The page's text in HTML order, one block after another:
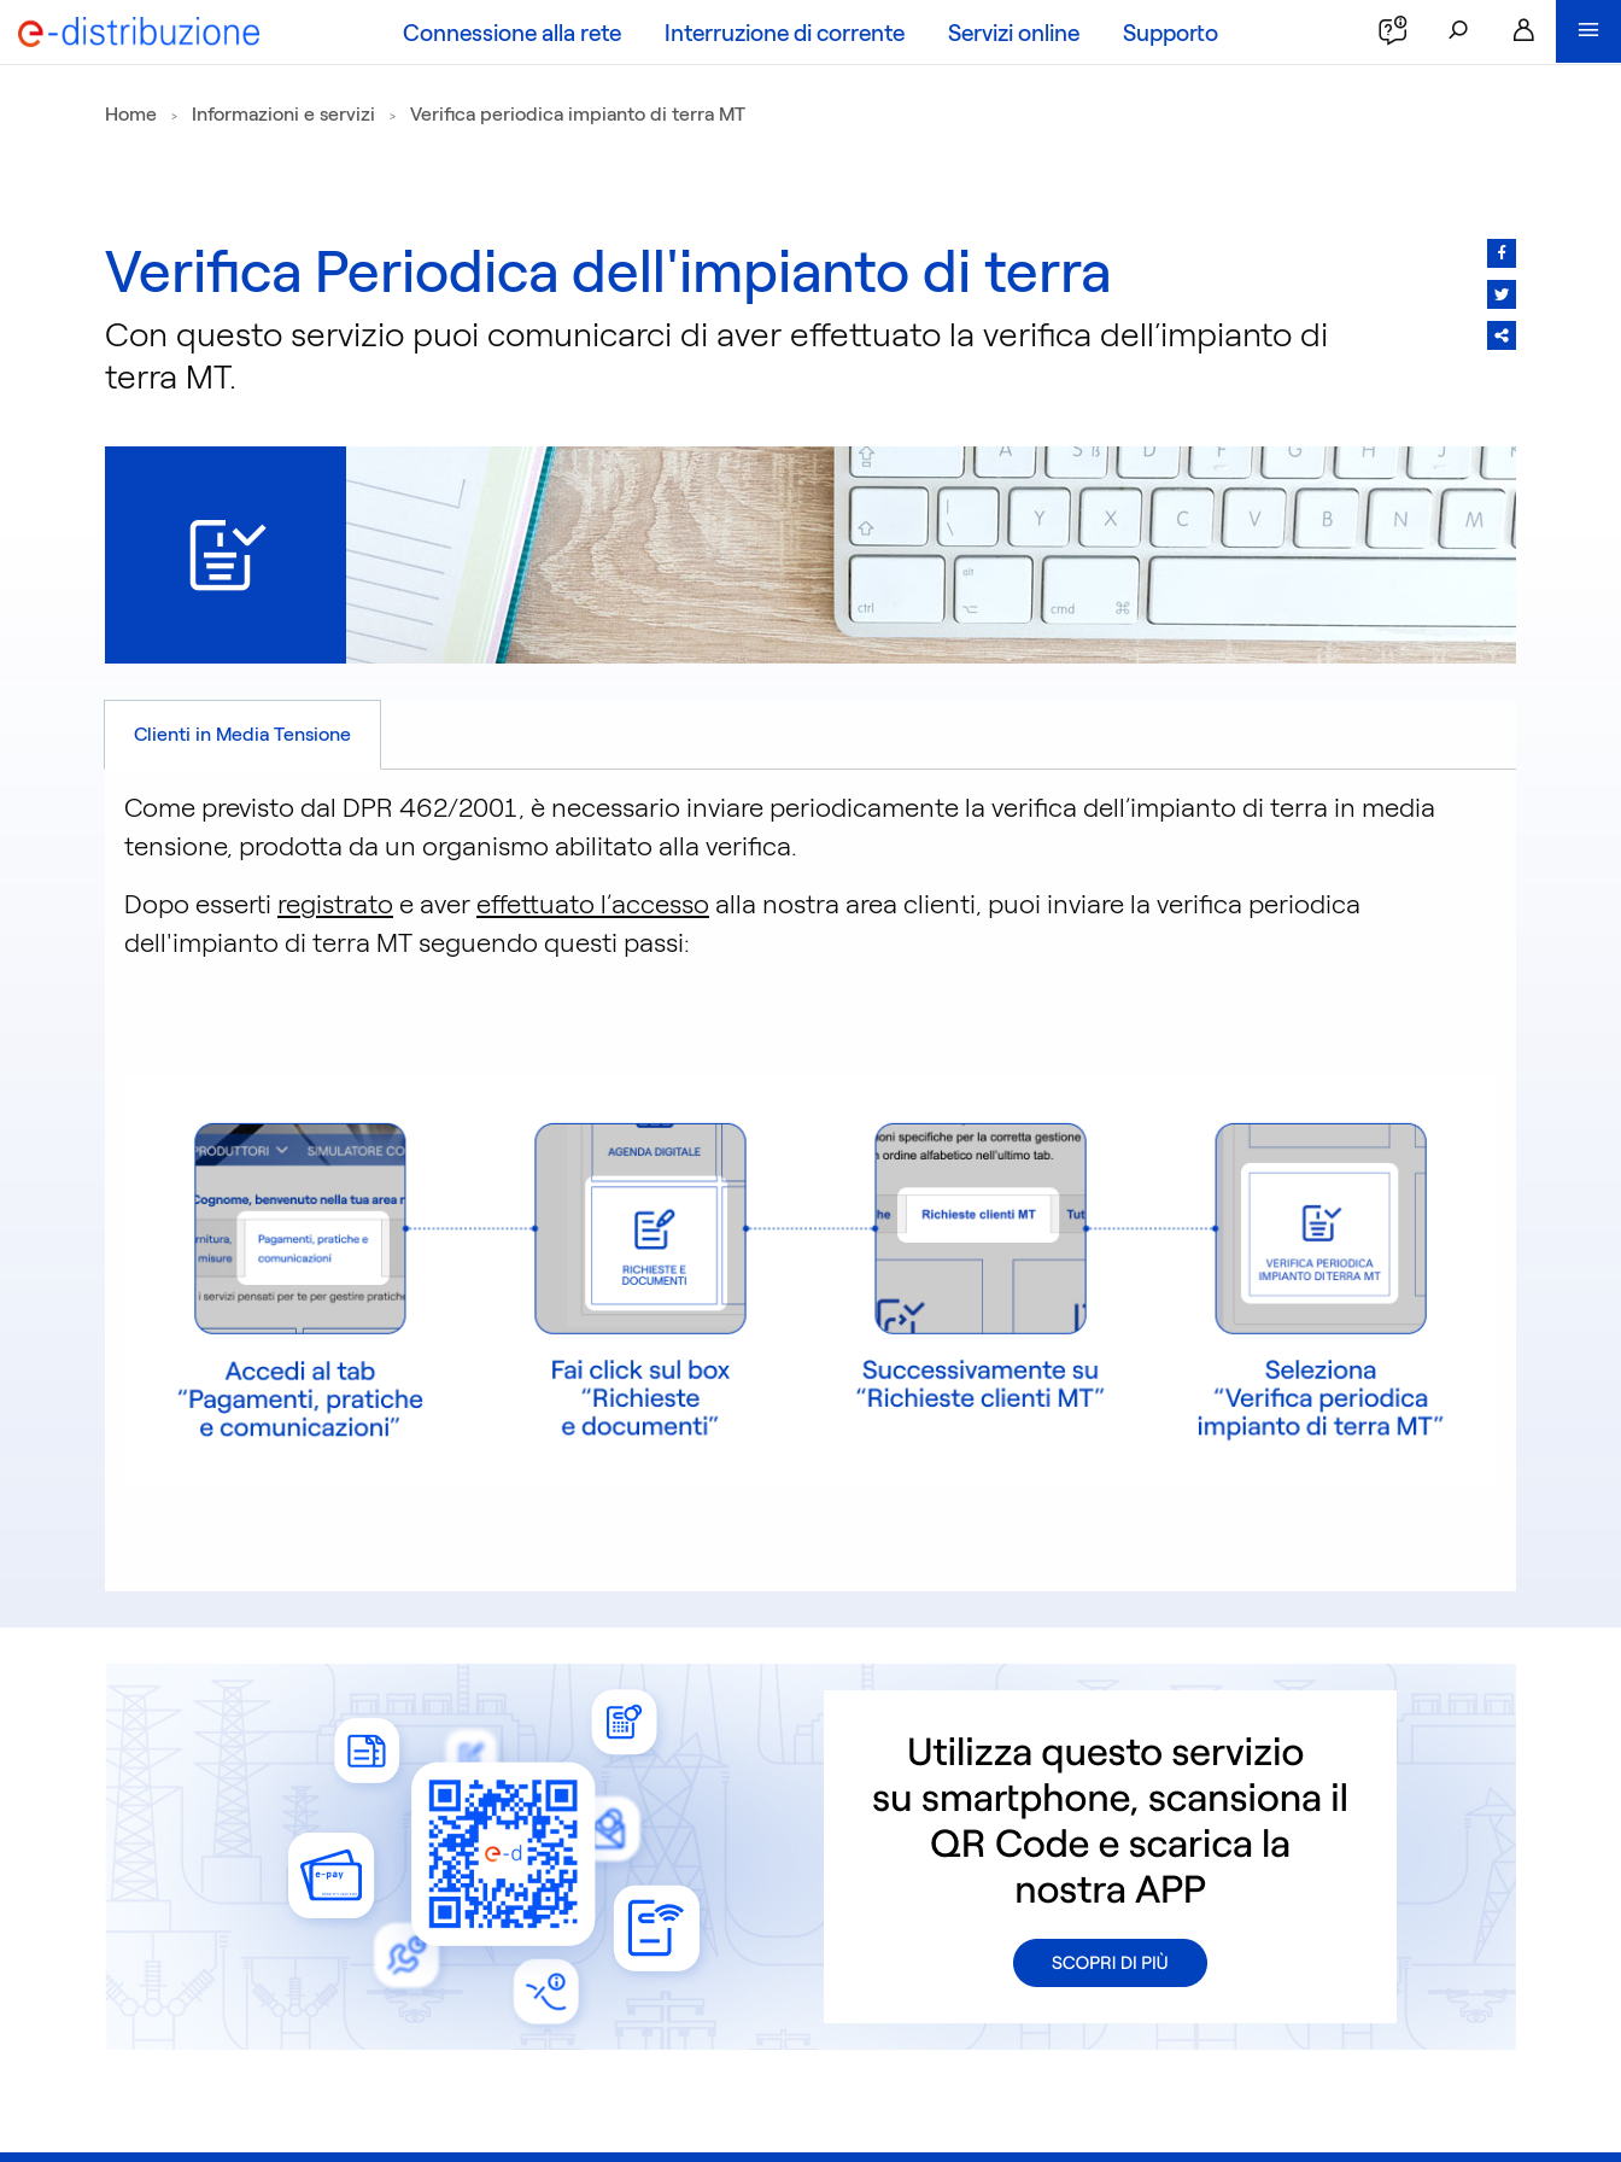
Connessione alla rete Interruzione di corrente Servizi online Supporto
Home Informazioni e servizi Verifica periodica impianto di terra MT
Verifica Periodica dell'impianto di terra
Con questo servizio puoi comunicarci di aver effettuato la verifica dell’impianto di
terra MT.
Clienti in Media Tensione
Come previsto dal DPR 462/2001, è necessario inviare periodicamente la verifica dell’impianto di terra in media
tensione, prodotta da un organismo abilitato alla verifica.
Dopo esserti registrato e avereffettuato l’accesso alla nostra area clienti, puoi inviare la verifica periodica
dell'impianto di terra MT seguendo questi passi: